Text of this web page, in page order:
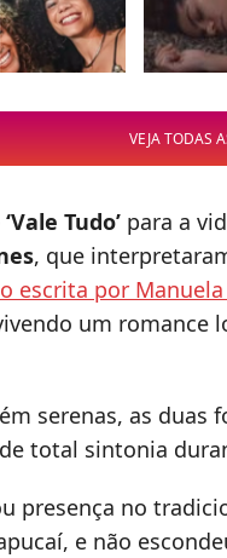
VEJA TODAS
‘Vale Tudo’ para a
, que
escrita por
um romance
serenas, as duas
total sintonia
presença no
e não